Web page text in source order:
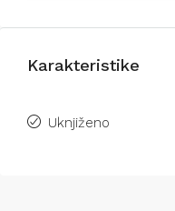
Karakteristike
Uknjiženo